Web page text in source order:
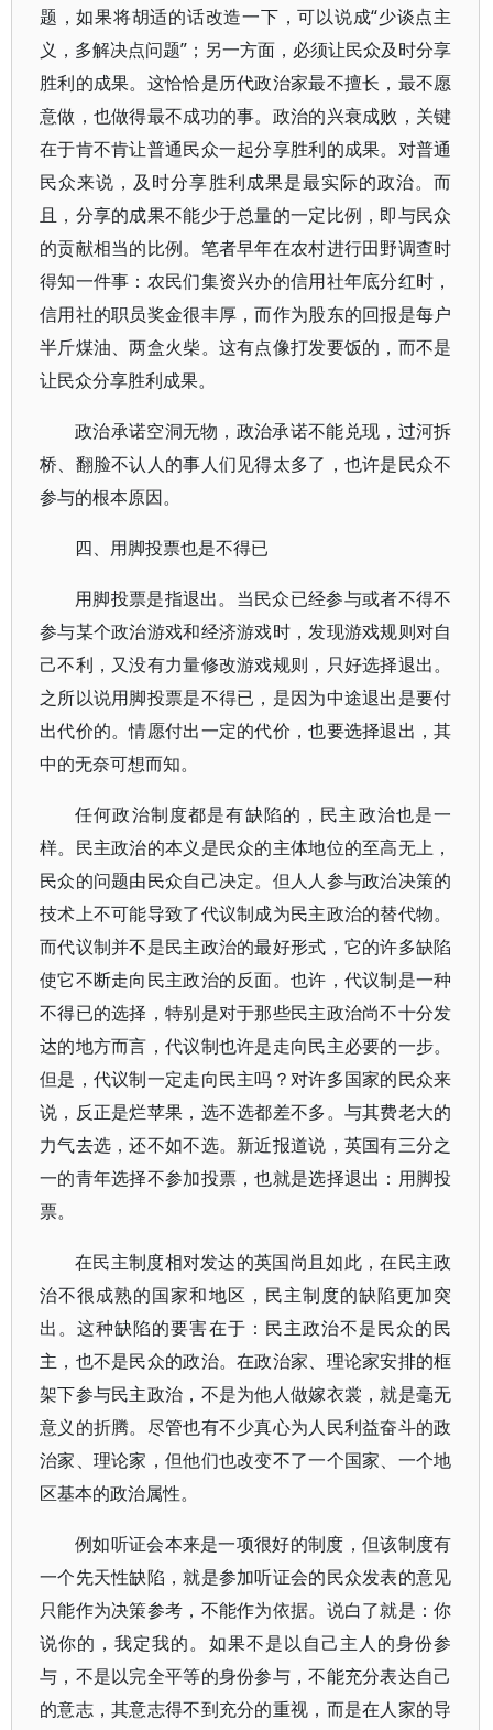
题，如果将胡适的话改造一下，可以说成“少谈点主
义，多解决点问题”；另一方面，必须让民众及时分享
胜利的成果。这恰恰是历代政治家最不擅长，最不愿
意做，也做得最不成功的事。政治的兴衰成败，关键
在于肯不肯让普通民众一起分享胜利的成果。对普通
民众来说，及时分享胜利成果是最实际的政治。而
且，分享的成果不能少于总量的一定比例，即与民众
的贡献相当的比例。笔者早年在农村进行田野调查时
得知一件事：农民们集资兴办的信用社年底分红时，
信用社的职员奖金很丰厚，而作为股东的回报是每户
半斤煤油、两盒火柴。这有点像打发要饭的，而不是
让民众分享胜利成果。
政治承诺空洞无物，政治承诺不能兑现，过河拆
桥、翻脸不认人的事人们见得太多了，也许是民众不
参与的根本原因。
四、用脚投票也是不得已
用脚投票是指退出。当民众已经参与或者不得不
参与某个政治游戏和经济游戏时，发现游戏规则对自
己不利，又没有力量修改游戏规则，只好选择退出。
之所以说用脚投票是不得已，是因为中途退出是要付
出代价的。情愿付出一定的代价，也要选择退出，其
中的无奈可想而知。
任何政治制度都是有缺陷的，民主政治也是一
样。民主政治的本义是民众的主体地位的至高无上，
民众的问题由民众自己决定。但人人参与政治决策的
技术上不可能导致了代议制成为民主政治的替代物。
而代议制并不是民主政治的最好形式，它的许多缺陷
使它不断走向民主政治的反面。也许，代议制是一种
不得已的选择，特别是对于那些民主政治尚不十分发
达的地方而言，代议制也许是走向民主必要的一步。
但是，代议制一定走向民主吗？对许多国家的民众来
说，反正是烂苹果，选不选都差不多。与其费老大的
力气去选，还不如不选。新近报道说，英国有三分之
一的青年选择不参加投票，也就是选择退出：用脚投
票。
在民主制度相对发达的英国尚且如此，在民主政
治不很成熟的国家和地区，民主制度的缺陷更加突
出。这种缺陷的要害在于：民主政治不是民众的民
主，也不是民众的政治。在政治家、理论家安排的框
架下参与民主政治，不是为他人做嫁衣裳，就是毫无
意义的折腾。尽管也有不少真心为人民利益奋斗的政
治家、理论家，但他们也改变不了一个国家、一个地
区基本的政治属性。
例如听证会本来是一项很好的制度，但该制度有
一个先天性缺陷，就是参加听证会的民众发表的意见
只能作为决策参考，不能作为依据。说白了就是：你
说你的，我定我的。如果不是以自己主人的身份参
与，不是以完全平等的身份参与，不能充分表达自己
的意志，其意志得不到充分的重视，而是在人家的导